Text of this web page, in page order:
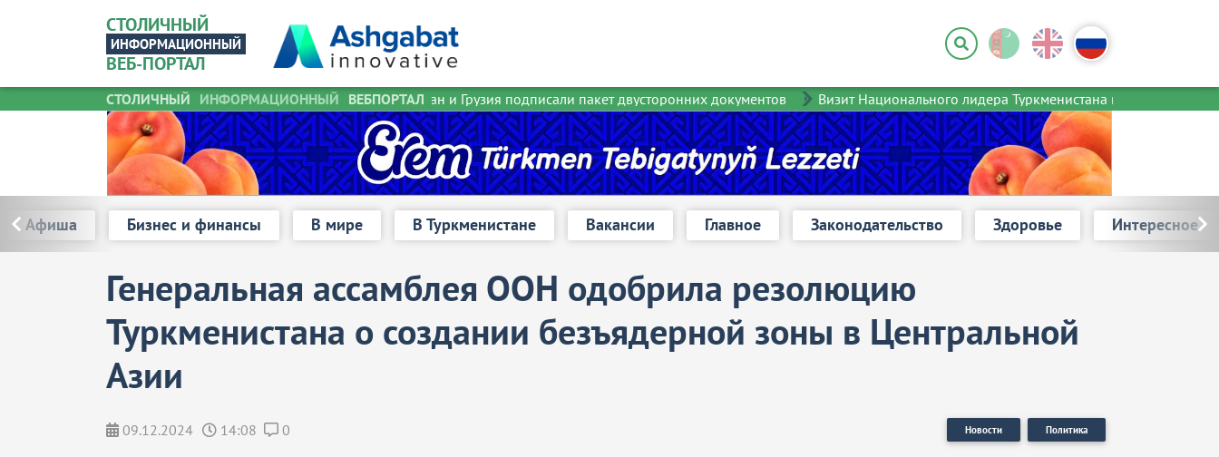
СТОЛИЧНЫЙ
ИНФОРМАЦИОННЫЙ
ВЕБ-ПОРТАЛ
СТОЛИЧНЫЙ ИНФОРМАЦИОННЫЙ ВЕБПОРТАЛ
Туркменистан и Грузия подписали пакет двусторонних документов Визит Национального лидера Туркменистана в Иран
Афиша Бизнес и финансы В мире В Туркменистане Вакансии Главное Законодательство Здоровье Интересное
Генеральная ассамблея ООН одобрила резолюцию
Туркменистана о создании безъядерной зоны в Центральной
Азии
09.12.2024 14:08 0 Новости Политика